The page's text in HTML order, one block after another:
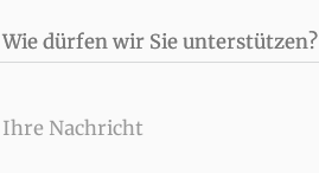
Wie dürfen wir Sie unterstützen?
Ihre Nachricht